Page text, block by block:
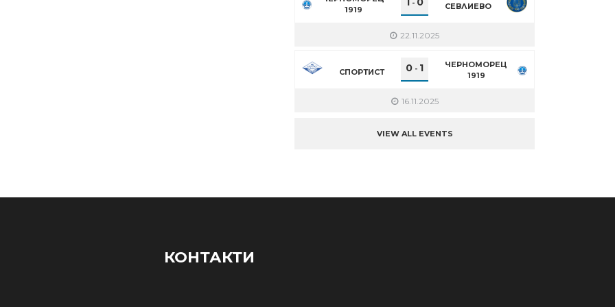
1919
- СЕВЛИЕВО
22.11.2025
СПОРТИСТ 0 - 1
ЧЕРНОМОРЕЦ
1919
16.11.2025
VIEW ALL EVENTS
КОНТАКТИ